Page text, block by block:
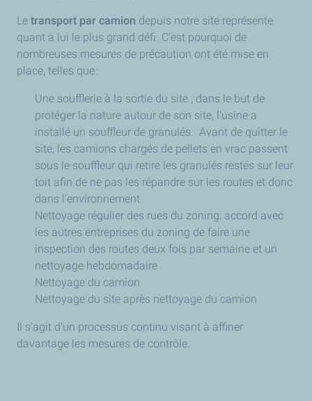
Le transport par camion depuis notre site représente
quant à lui le plus grand défi. C’est pourquoi de
nombreuses mesures de précaution ont été mise en
place, telles que :
Une soufflerie à la sortie du site ; dans le but de
protéger la nature autour de son site, l’usine a
installé un souffleur de granulés. Avant de quitter le
site, les camions chargés de pellets en vrac passent
sous le souffleur qui retire les granulés restés sur leur
toit afin de ne pas les répandre sur les routes et donc
dans l'environnement
Nettoyage régulier des rues du zoning: accord avec
les autres entreprises du zoning de faire une
inspection des routes deux fois par semaine et un
nettoyage hebdomadaire
Nettoyage du camion
Nettoyage du site après nettoyage du camion
Il s'agit d'un processus continu visant à affiner
davantage les mesures de contrôle.